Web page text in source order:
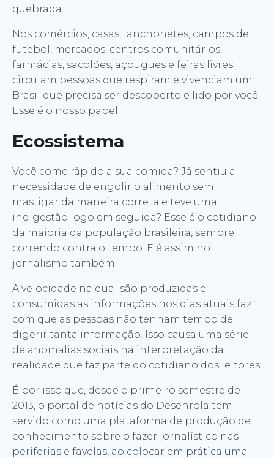
quebrada.
Nos comércios, casas, lanchonetes, campos de
futebol, mercados, centros comunitários,
farmácias, sacolões, açougues e feiras livres
circulam pessoas que respiram e vivenciam um
Brasil que precisa ser descoberto e lido por você.
Esse é o nosso papel.
Ecossistema
Você come rápido a sua comida? Já sentiu a
necessidade de engolir o alimento sem
mastigar da maneira correta e teve uma
indigestão logo em seguida? Esse é o cotidiano
da maioria da população brasileira, sempre
correndo contra o tempo. E é assim no
jornalismo também.
A velocidade na qual são produzidas e
consumidas as informações nos dias atuais faz
com que as pessoas não tenham tempo de
digerir tanta informação. Isso causa uma série
de anomalias sociais na interpretação da
realidade que faz parte do cotidiano dos leitores.
É por isso que, desde o primeiro semestre de
2013, o portal de notícias do Desenrola tem
servido como uma plataforma de produção de
conhecimento sobre o fazer jornalístico nas
periferias e favelas, ao colocar em prática uma